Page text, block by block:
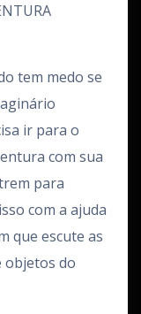
tem medo se
ir para o
com sua
para
com a ajuda
que escute as
objetos do